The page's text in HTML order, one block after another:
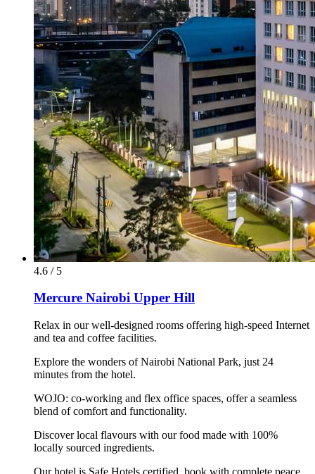
4.6 / 5
Mercure Nairobi Upper Hill
Relax in our well-designed rooms offering high-speed Internet
and tea and coffee facilities.
Explore the wonders of Nairobi National Park, just 24
minutes from the hotel.
WOJO: co-working and flex office spaces, offer a seamless
blend of comfort and functionality.
Discover local flavours with our food made with 100%
locally sourced ingredients.
Our hotel is Safe Hotels certified, book with complete peace